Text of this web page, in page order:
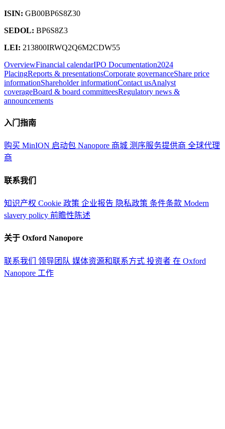
ISIN: GB00BP6S8Z30
SEDOL: BP6S8Z3
LEI: 213800IRWQ2Q6M2CDW55
OverviewFinancial calendarIPO Documentation2024
PlacingReports & presentationsCorporate governanceShare price
informationShareholder informationContact usAnalyst
coverageBoard & board committeesRegulatory news &
announcements
入门指南
购买 MinION 启动包 Nanopore 商城 测序服务提供商 全球代理
商
联系我们
知识产权 Cookie 政策 企业报告 隐私政策 条件条款 Modern
slavery policy 前瞻性陈述
关于 Oxford Nanopore
联系我们 领导团队 媒体资源和联系方式 投资者 在 Oxford
Nanopore 工作